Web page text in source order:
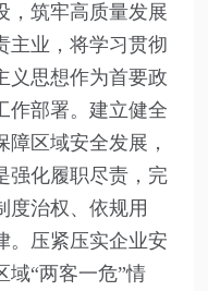
，筑牢高质量发展
主业，将学习贯彻
义思想作为首要政
作部署。建立健全
区域安全发展，
强化履职尽责，完
度治权、依规用
。压紧压实企业安
域“两客一危”情